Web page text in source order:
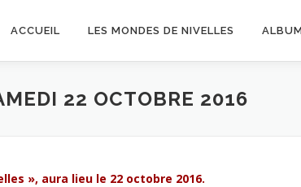
ACCUEIL LES MONDES DE NIVELLES
22 OCTOBRE 2016
», aura lieu le 22 octobre 2016.